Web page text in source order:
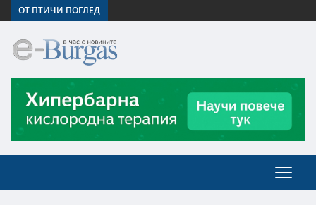
ОТ ПТИЧИ ПОГЛЕД